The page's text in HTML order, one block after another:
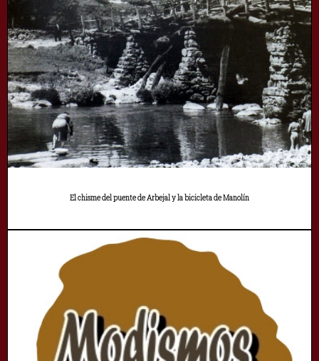
El chisme del puente de Arbejal y la bicicleta de Manolín